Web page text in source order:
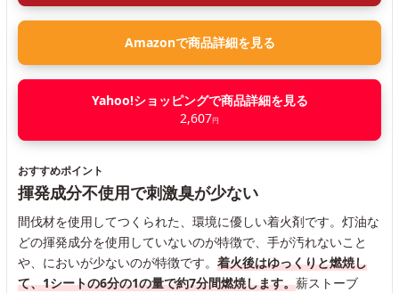
Amazonで商品詳細を見る
Yahoo!ショッピングで商品詳細を見る
2,607円
おすすめポイント
揮発成分不使用で刺激臭が少ない
間伐材を使用してつくられた、環境に優しい着火剤です。灯油な
どの揮発成分を使用していないのが特徴で、手が汚れないこと
や、においが少ないのが特徴です。 着火後はゆっくりと燃焼し
て、1シートの6分の1の量で約7分間燃焼します。薪ストーブ